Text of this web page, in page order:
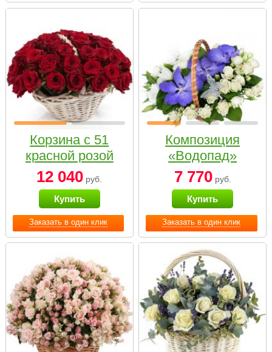
Заказать в один клик
Корзина с 51
красной розой
12 040 руб.
Купить
Заказать в один клик
Композиция
«Водопад»
7 770руб.
Купить